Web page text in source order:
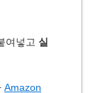
여넣고 실
Amazon